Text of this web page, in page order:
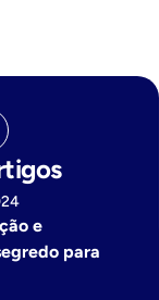
e
para